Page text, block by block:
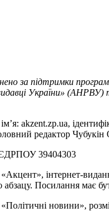
за підтримки
України» (АНРВУ)
akzent.zp.ua,
редактор Чубукін
ЄДРПОУ 39404303
інтернет-
Посилання має
новини»,